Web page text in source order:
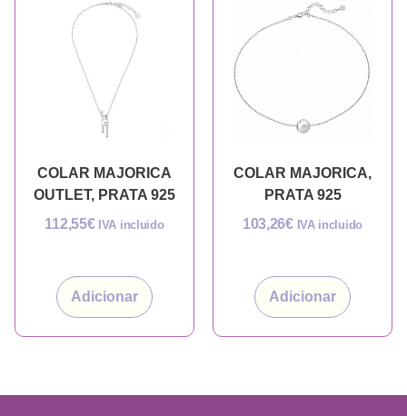
COLAR MAJORICA
OUTLET, PRATA 925
112,55€ IVA incluido
Adicionar
COLAR MAJORICA,
PRATA 925
103,26€ IVA incluido
Adicionar